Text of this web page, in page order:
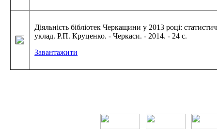
Діяльність бібліотек Черкащини у 2013 році:
уклад. Р.П. Круценко. - Черкаси. - 2014. - 24 с.
Завантажити